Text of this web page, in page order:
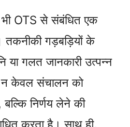
OTS से संबंधित एक
तकनीकी गड़बड़ियों के
या गलत जानकारी उत्पन्न
केवल संचालन को
बल्कि निर्णय लेने की
करता है। साथ ही,